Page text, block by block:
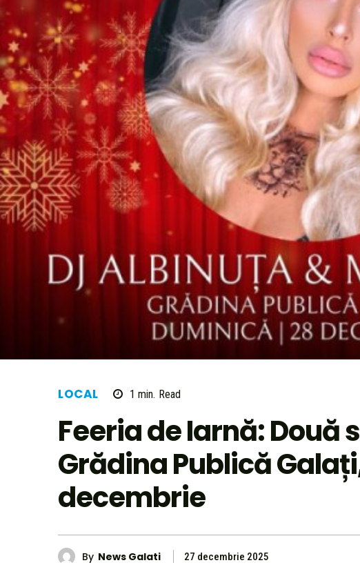
LOCAL 1 min. Read
Feeria de Iarnă: Două
Grădina Publică
decembrie
By News Galati 27 decembrie 2025